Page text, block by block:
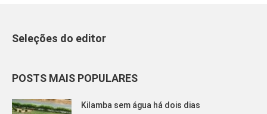
Seleções do editor
POSTS MAIS POPULARES
Kilamba sem água há dois dias